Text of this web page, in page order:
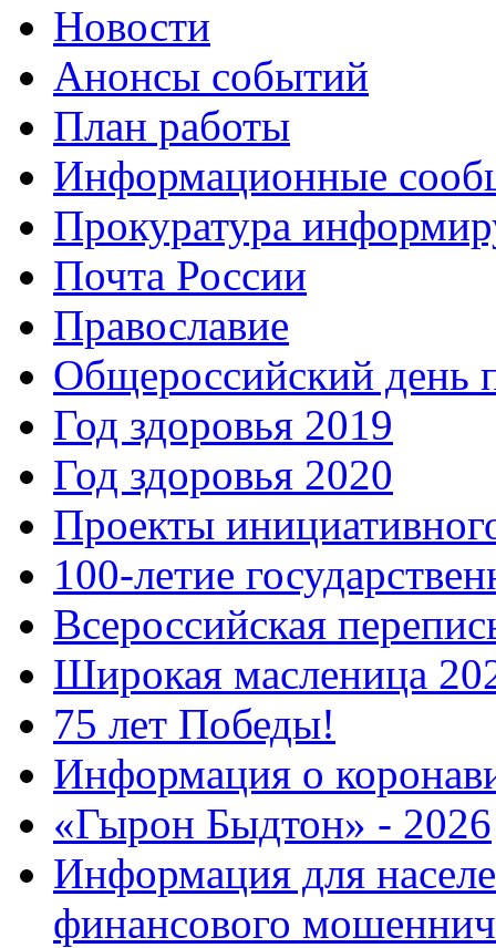
Новости
Анонсы событий
План работы
Информационные
Прокуратура
Почта России
Православие
Общероссийский день
Год здоровья 2019
Год здоровья 2020
Проекты
100-летие
Всероссийская
Широкая масленица
75 лет Победы!
Информация о
«Гырон Быдтон» - 2026
Информация для
финансового